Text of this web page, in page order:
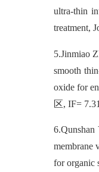
ultra-thin
treatment,
5.Jinmiao
smooth
oxide for
区, IF=
6.Qunshan
membrane
for organic